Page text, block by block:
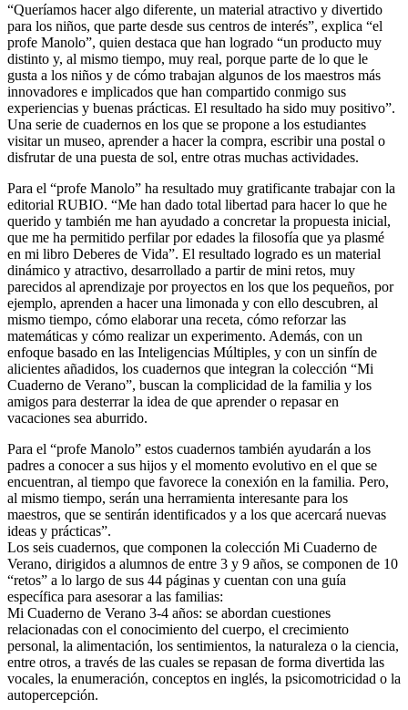
“Queríamos hacer algo diferente, un material atractivo y divertido
para los niños, que parte desde sus centros de interés”, explica “el
profe Manolo”, quien destaca que han logrado “un producto muy
distinto y, al mismo tiempo, muy real, porque parte de lo que le
gusta a los niños y de cómo trabajan algunos de los maestros más
innovadores e implicados que han compartido conmigo sus
experiencias y buenas prácticas. El resultado ha sido muy positivo”.
Una serie de cuadernos en los que se propone a los estudiantes
visitar un museo, aprender a hacer la compra, escribir una postal o
disfrutar de una puesta de sol, entre otras muchas actividades.
Para el “profe Manolo” ha resultado muy gratificante trabajar con la
editorial RUBIO. “Me han dado total libertad para hacer lo que he
querido y también me han ayudado a concretar la propuesta inicial,
que me ha permitido perfilar por edades la filosofía que ya plasmé
en mi libro Deberes de Vida”. El resultado logrado es un material
dinámico y atractivo, desarrollado a partir de mini retos, muy
parecidos al aprendizaje por proyectos en los que los pequeños, por
ejemplo, aprenden a hacer una limonada y con ello descubren, al
mismo tiempo, cómo elaborar una receta, cómo reforzar las
matemáticas y cómo realizar un experimento. Además, con un
enfoque basado en las Inteligencias Múltiples, y con un sinfín de
alicientes añadidos, los cuadernos que integran la colección “Mi
Cuaderno de Verano”, buscan la complicidad de la familia y los
amigos para desterrar la idea de que aprender o repasar en
vacaciones sea aburrido.
Para el “profe Manolo” estos cuadernos también ayudarán a los
padres a conocer a sus hijos y el momento evolutivo en el que se
encuentran, al tiempo que favorece la conexión en la familia. Pero,
al mismo tiempo, serán una herramienta interesante para los
maestros, que se sentirán identificados y a los que acercará nuevas
ideas y prácticas”.
Los seis cuadernos, que componen la colección Mi Cuaderno de
Verano, dirigidos a alumnos de entre 3 y 9 años, se componen de 10
“retos” a lo largo de sus 44 páginas y cuentan con una guía
específica para asesorar a las familias:
Mi Cuaderno de Verano 3-4 años: se abordan cuestiones
relacionadas con el conocimiento del cuerpo, el crecimiento
personal, la alimentación, los sentimientos, la naturaleza o la ciencia,
entre otros, a través de las cuales se repasan de forma divertida las
vocales, la enumeración, conceptos en inglés, la psicomotricidad o la
autopercepción.